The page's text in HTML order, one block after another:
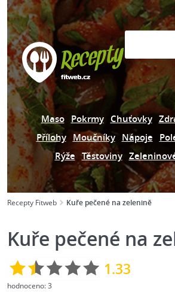
Maso Pokrmy Chuťovky
Přílohy Moučníky Nápoje
Rýže Těstoviny
Recepty Fitweb Kuře pečené na zelenině
Kuře pečené na
1.33
hodnoceno:3